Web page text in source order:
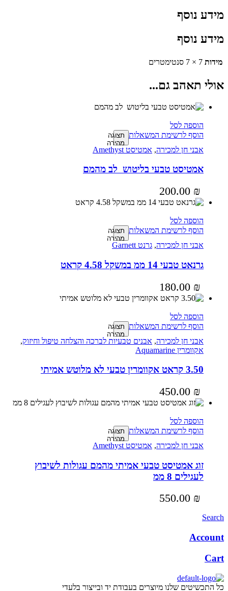
מידע נוסף
מידע נוסף
מידות 7 × 7 סנטימטרים
אולי תאהב גם...
הוספה לסל
הוסף לרשימת המשאלות תצוגה
מהירה
אבני חן למכירה, אמטיסט Amethyst
אמטיסט טבעי בליטוש לב מהמם
200.00 ₪
הוספה לסל
הוסף לרשימת המשאלות תצוגה
מהירה
אבני חן למכירה, גרנט Garnett
גרנאט טבעי 14 ממ במשקל 4.58 קראט
180.00 ₪
הוספה לסל
הוסף לרשימת המשאלות תצוגה
מהירה
אבני חן למכירה, אבנים טבעיות לברכה והצלחה טיפול וחיזוק,
אקוומרין Aquamarine
3.50 קראט אקוומרין טבעי לא מלוטש אמיתי
450.00 ₪
הוספה לסל
הוסף לרשימת המשאלות תצוגה
מהירה
אבני חן למכירה, אמטיסט Amethyst
זוג אמטיסט טבעי אמיתי מהמם עגולות לשיבוץ
לעגילים 8 ממ
550.00 ₪
Search
Account
Cart
כל התכשיטים שלנו מיוצרים בעבודת יד ובייצור בלעדי